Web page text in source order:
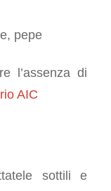
pepe
l’assenza di
AIC
sottili e